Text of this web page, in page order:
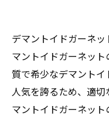
デマントイドガーネ
マントイドガーネッ
質で希少なデマント
人気を誇るため、適
マントイドガーネッ